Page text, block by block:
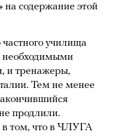
содержание этой
училища
необходимыми
и тренажеры,
Тем не менее
продлили.
в том, что в ЧЛУГА